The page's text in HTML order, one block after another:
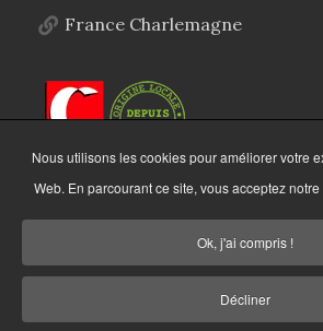
France Charlemagne
Nous utilisons les cookies pour améliorer votre
Web. En parcourant ce site, vous acceptez
Ok, j'ai compris !
Décliner